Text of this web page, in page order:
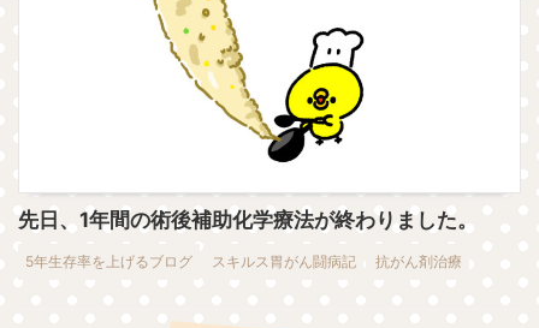
先日、1年間の術後補助化学療法が終わりました。
5年生存率を上げるブログ スキルス胃がん闘病記 抗がん剤治療